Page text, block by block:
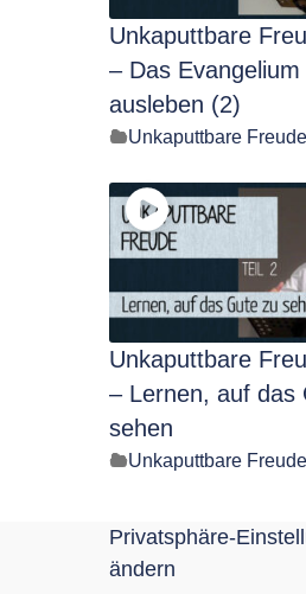
Unkaputtbare
– Das Evangelium
ausleben (2)
Unkaputtbare Freude
Unkaputtbare
– Lernen, auf das
sehen
Unkaputtbare Freude
Privatsphäre-
ändern